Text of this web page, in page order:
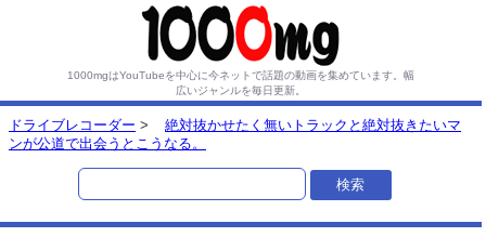
1000mgはYouTubeを中心に今ネットで話題の動画を集めています。 幅
広いジャンルを毎日更新。
ドライブレコーダー >
絶対抜かせたく無いトラックと絶対抜きたいマ
ンが公道で出会うとこうなる。